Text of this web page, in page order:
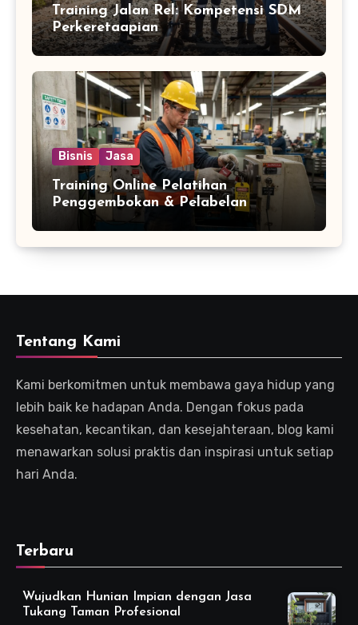
Training Jalan Rel: Kompetensi SDM
Perkeretaapian
Bisnis Jasa
Training Online Pelatihan
Penggembokan & Pelabelan
Tentang Kami
Kami berkomitmen untuk membawa gaya hidup yang
lebih baik ke hadapan Anda. Dengan fokus pada
kesehatan, kecantikan, dan kesejahteraan, blog kami
menawarkan solusi praktis dan inspirasi untuk setiap
hari Anda.
Terbaru
Wujudkan Hunian Impian dengan Jasa
Tukang Taman Profesional